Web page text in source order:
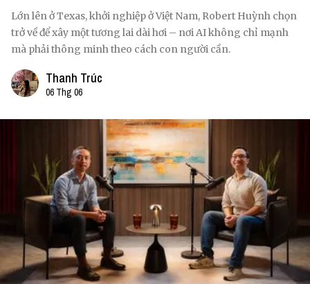
Lớn lên ở Texas, khởi nghiệp ở Việt Nam, Robert Huỳnh chọn
trở về để xây một tương lai dài hơi – nơi AI không chỉ mạnh
mà phải thông minh theo cách con người cần.
Thanh Trúc
06 Thg 06